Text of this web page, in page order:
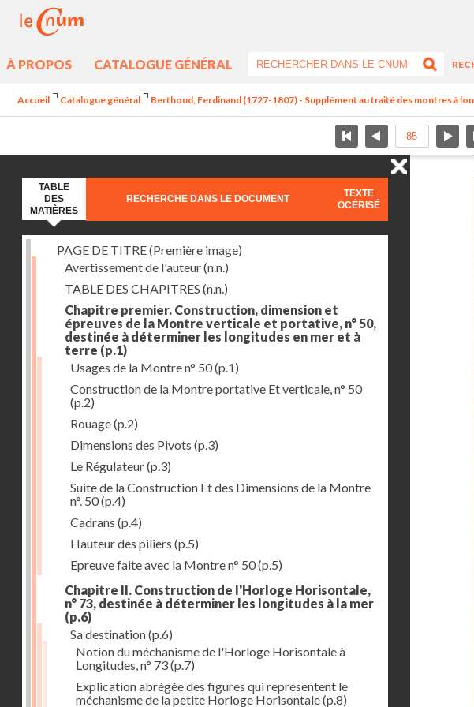
À PROPOS CATALOGUE GÉNÉRAL
Accueil Catalogue général Berthoud, Ferdinand (1727-1807) - Supplément au traité des montres à
TABLE
DES
MATIÈRES
RECHERCHE DANS LE DOCUMENT
TEXTE
OCÉRISÉ
PAGE DE TITRE (Première image)
Avertissement de l'auteur(n.n.)
TABLE DES CHAPITRES (n.n.)
Chapitre premier. Construction, dimension et
épreuves de la Montre verticale et portative, n° 50,
destinée à déterminer les longitudes en mer et à
terre (p.1)
Usages de la Montre n° 50(p.1)
Construction de la Montre portative Et verticale, n° 50
(p.2)
Rouage(p.2)
Dimensions des Pivots (p.3)
Le Régulateur(p.3)
Suite de la Construction Et des Dimensions de la Montre
n°. 50(p.4)
Cadrans (p.4)
Hauteur des piliers (p.5)
Epreuve faite avec la Montre n° 50(p.5)
Chapitre II. Construction de l'Horloge Horisontale,
n° 73, destinée à déterminer les longitudes à la mer
(p.6)
Sa destination(p.6)
Notion du méchanisme de l'Horloge Horisontale à
Longitudes, n° 73(p.7)
Explication abrégée des figures qui représentent le
méchanisme de la petite Horloge Horisontale(p.8)